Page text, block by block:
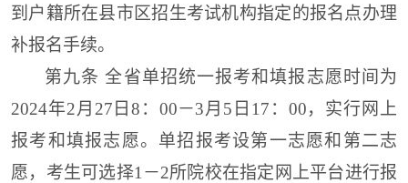
到户籍所在县市区招生考试机构指定的报名点办理
补报名手续。
第九条 全省单招统一报考和填报志愿时间为
2024年2月27日8：00－3月5日 17：00， 实行网上
报考和填报志愿。 单招报考设第一志愿和第二志
愿，考生可选择1－2所院校在指定网上平台进行报